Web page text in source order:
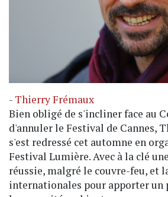
- Thierry Frémaux
Bien obligé de s'incliner face au
d'annuler le Festival de Cannes,
s'est redressé cet automne en
Festival Lumière. Avec à la clé
réussie, malgré le couvre-feu, et
internationales pour apporter un